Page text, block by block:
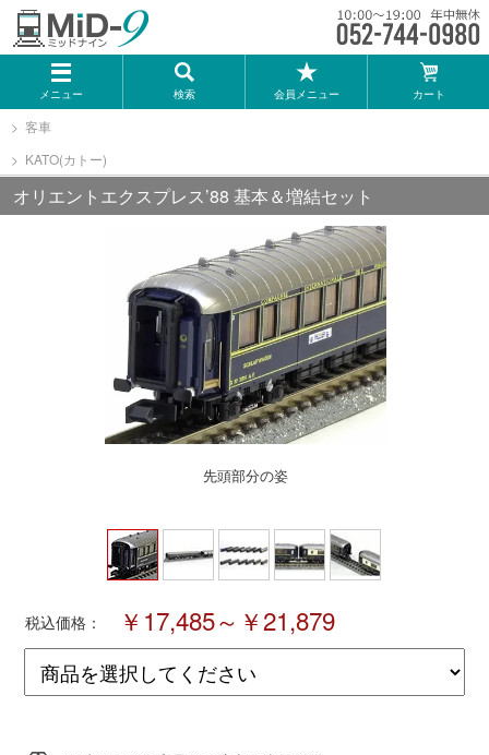
メニュー 検索 会員メニュー カート
メーカー一覧
TOMIX
KATO
トミーテック
マイクロエース
Bトレインショーティー
タカラトミー（プラレール）
ポポンデッタ
さんけい
客車
KATO(カトー)
オリエントエクスプレス’88 基本＆増結セット
先頭部分の姿
税込価格： ￥17,485～￥21,879